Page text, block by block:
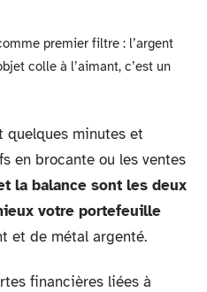
premier filtre : l’argent
colle à l’aimant, c’est un
quelques minutes et
en brocante ou les ventes
la balance sont les deux
votre portefeuille
et de métal argenté.
financières liées à